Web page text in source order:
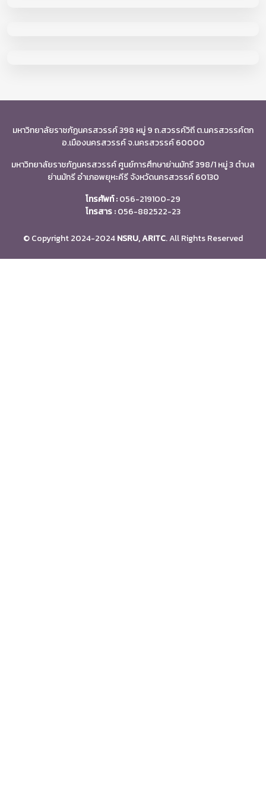
มหาวิทยาลัยราชภัฏนครสวรรค์ 398 หมู่ 9 ถ.สวรรค์วิถี ต.นครสวรรค์ตก
อ.เมืองนครสวรรค์ จ.นครสวรรค์ 60000
มหาวิทยาลัยราชภัฏนครสวรรค์ ศูนย์การศึกษาย่านมัทรี 398/1 หมู่ 3 ตำบล
ย่านมัทรี อำเภอพยุหะคีรี จังหวัดนครสวรรค์ 60130
โทรศัพท์ :056-219100-29
โทรสาร :056-882522-23
© Copyright 2024-2024NSRU, ARITC. All Rights Reserved